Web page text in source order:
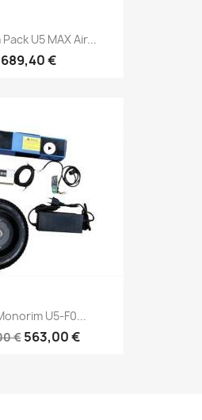
U5 MAX Air...
689,40 €
U5-F0...
€ 563,00 €